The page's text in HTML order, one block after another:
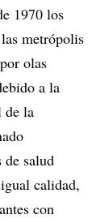
1970 los
metrópolis
olas
a la
de la
de salud
calidad,
con